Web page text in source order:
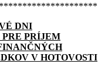
DNI
PRÍJEM
V HOTOVOSTI